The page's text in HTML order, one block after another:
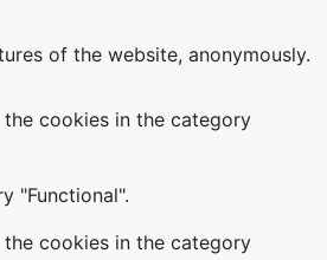
of the website, anonymously.
cookies in the category
"Functional".
cookies in the category